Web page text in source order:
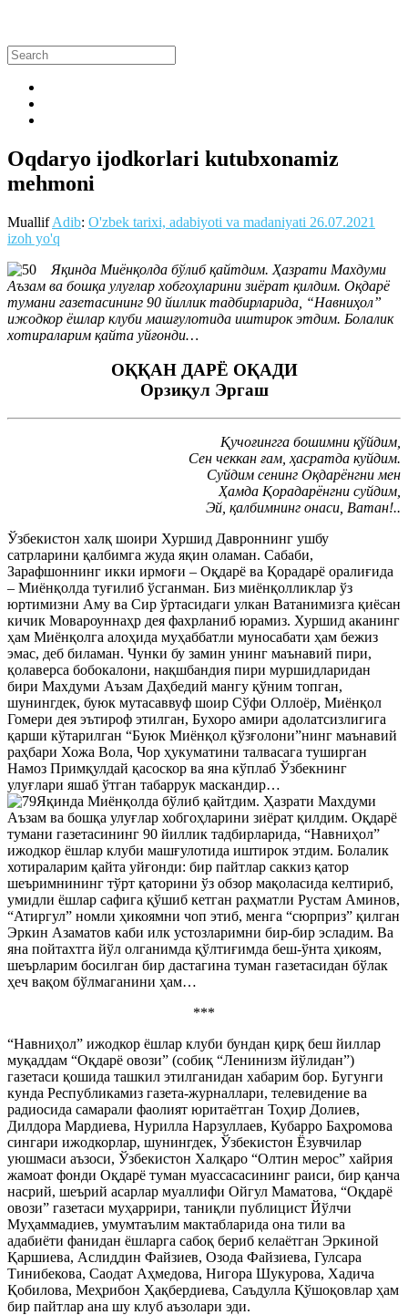
Oqdaryo ijodkorlari kutubxonamiz
mehmoni
MuallifAdib: O'zbek tarixi, adabiyoti va madaniyati 26.07.2021
izoh yo'q
Яқинда Миёнқолда бўлиб қайтдим. Ҳазрати Махдуми
Аъзам ва бошқа улуғлар хобгоҳларини зиёрат қилдим. Оқдарё
тумани газетасининг 90 йиллик тадбирларида, “Навниҳол”
ижодкор ёшлар клуби машғулотида иштирок этдим. Болалик
хотираларим қайта уйғонди…
ОҚҚАН ДАРЁ ОҚАДИ
Орзиқул Эргаш
Қучоғингга бошимни қўйдим,
Сен чеккан ғам, ҳасратда куйдим.
Суйдим сенинг Оқдарёнгни мен
Ҳамда Қорадарёнгни суйдим,
Эй, қалбимнинг онаси, Ватан!..
Ўзбекистон халқ шоири Хуршид Давроннинг ушбу
сатрларини қалбимга жуда яқин оламан. Сабаби,
Зарафшоннинг икки ирмоғи – Оқдарё ва Қорадарё оралиғида
– Миёнқолда туғилиб ўсганман. Биз миёнқолликлар ўз
юртимизни Аму ва Сир ўртасидаги улкан Ватанимизга қиёсан
кичик Мовароуннаҳр дея фахрланиб юрамиз. Хуршид аканинг
ҳам Миёнқолга алоҳида муҳаббатли муносабати ҳам бежиз
эмас, деб биламан. Чунки бу замин унинг маънавий пири,
қолаверса бобокалони, нақшбандия пири муршидларидан
бири Махдуми Аъзам Даҳбедий мангу қўним топган,
шунингдек, буюк мутасаввуф шоир Сўфи Оллоёр, Миёнқол
Гомери дея эътироф этилган, Бухоро амири адолатсизлигига
қарши кўтарилган “Буюк Миёнқол қўзғолони”нинг маънавий
раҳбари Хожа Вола, Чор ҳукуматини талвасага туширган
Намоз Примқулдай қасоскор ва яна кўплаб Ўзбекнинг
улуғлари яшаб ўтган табаррук маскандир…
Яқинда Миёнқолда бўлиб қайтдим. Ҳазрати Махдуми
Аъзам ва бошқа улуғлар хобгоҳларини зиёрат қилдим. Оқдарё
тумани газетасининг 90 йиллик тадбирларида, “Навниҳол”
ижодкор ёшлар клуби машғулотида иштирок этдим. Болалик
хотираларим қайта уйғонди: бир пайтлар саккиз қатор
шеъримнининг тўрт қаторини ўз обзор мақоласида келтириб,
умидли ёшлар сафига қўшиб кетган раҳматли Рустам Аминов,
“Атиргул” номли ҳикоямни чоп этиб, менга “сюрприз” қилган
Эркин Азаматов каби илк устозларимни бир-бир эсладим. Ва
яна пойтахтга йўл олганимда қўлтиғимда беш-ўнта ҳикоям,
шеърларим босилган бир дастагина туман газетасидан бўлак
ҳеч вақом бўлмаганини ҳам…
***
“Навниҳол” ижодкор ёшлар клуби бундан қирқ беш йиллар
муқаддам “Оқдарё овози” (собиқ “Ленинизм йўлидан”)
газетаси қошида ташкил этилганидан хабарим бор. Бугунги
кунда Республикамиз газета-журналлари, телевидение ва
радиосида самарали фаолият юритаётган Тоҳир Долиев,
Дилдора Мардиева, Нурилла Нарзуллаев, Кубарро Баҳромова
сингари ижодкорлар, шунингдек, Ўзбекистон Ёзувчилар
уюшмаси аъзоси, Ўзбекистон Халқаро “Олтин мерос” хайрия
жамоат фонди Оқдарё туман муассасасининг раиси, бир қанча
насрий, шеърий асарлар муаллифи Ойгул Маматова, “Оқдарё
овози” газетаси муҳаррири, таниқли публицист Йўлчи
Муҳаммадиев, умумтаълим мактабларида она тили ва
адабиёти фанидан ёшларга сабоқ бериб келаётган Эркиной
Қаршиева, Аслиддин Файзиев, Озода Файзиева, Гулсара
Тинибекова, Саодат Аҳмедова, Нигора Шукурова, Хадича
Қобилова, Меҳрибон Ҳақбердиева, Саъдулла Қўшоқовлар ҳам
бир пайтлар ана шу клуб аъзолари эди.